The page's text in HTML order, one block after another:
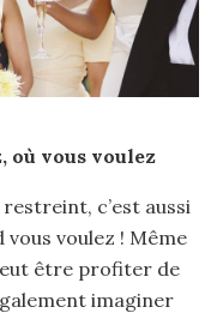
où vous voulez
c’est aussi
voulez ! Même
être profiter de
imaginer